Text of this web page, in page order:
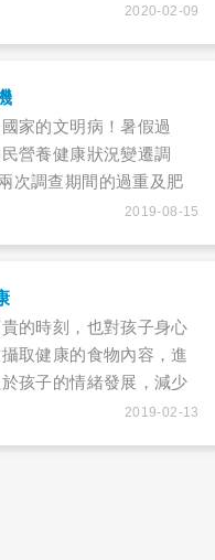
兒童肥胖的問題。2020-02-09
家的文明病！暑假過
營養健康狀況變遷調
次調查期間的過重及肥
究則顯示，兒童在夏季
2019-08-15
的時刻，也對孩子身心
取健康的食物內容，進
孩子的情緒發展，減少
2019-02-13